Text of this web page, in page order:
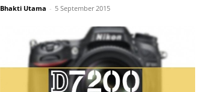
Bhakti Utama - 5 September 2015